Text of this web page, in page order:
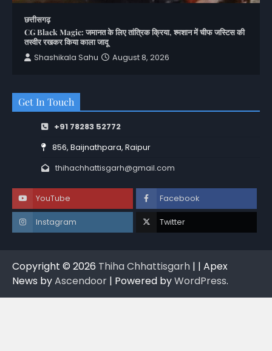
छत्तीसगढ़
CG Black Magic: जमानत के लिए तांत्रिक क्रिया, श्मशान में चीफ जस्टिस की
तस्वीर रखकर किया काला जादू
Shashikala Sahu
August 8, 2026
Get In Touch
+91 78283 52772
856, Baijnathpara, Raipur
thihachhattisgarh@gmail.com
YouTube Facebook
Instagram Twitter
Copyright © 2026 Thiha Chhattisgarh | | Apex
News byAscendoor | Powered byWordPress.